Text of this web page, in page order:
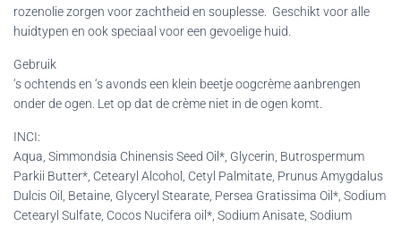
rozenolie zorgen voor zachtheid en souplesse. Geschikt voor alle
huidtypen en ook speciaal voor een gevoelige huid.
Gebruik
‘s ochtends en ‘s avonds een klein beetje oogcrème aanbrengen
onder de ogen. Let op dat de crème niet in de ogen komt.
INCI:
Aqua, Simmondsia Chinensis Seed Oil*, Glycerin, Butrospermum
Parkii Butter*, Cetearyl Alcohol, Cetyl Palmitate, Prunus Amygdalus
Dulcis Oil, Betaine, Glyceryl Stearate, Persea Gratissima Oil*, Sodium
Cetearyl Sulfate, Cocos Nucifera oil*, Sodium Anisate, Sodium